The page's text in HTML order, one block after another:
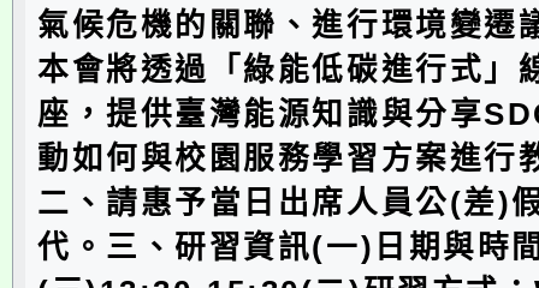
氣候危機的關聯、進行環境變遷
本會將透過「綠能低碳進行式」
座，提供臺灣能源知識與分享
動如何與校園服務學習方案進行
二、請惠予當日出席人員公(差)
代。三、研習資訊(一)日期與時